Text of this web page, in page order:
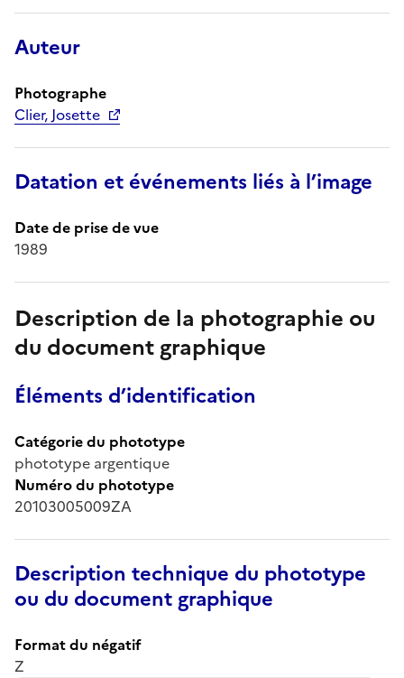
Auteur
Photographe
Clier, Josette
Datation et événements liés à l’image
Date de prise de vue
1989
Description de la photographie ou
du document graphique
Éléments d’identification
Catégorie du phototype
phototype argentique
Numéro du phototype
20103005009ZA
Description technique du phototype
ou du document graphique
Format du négatif
Z